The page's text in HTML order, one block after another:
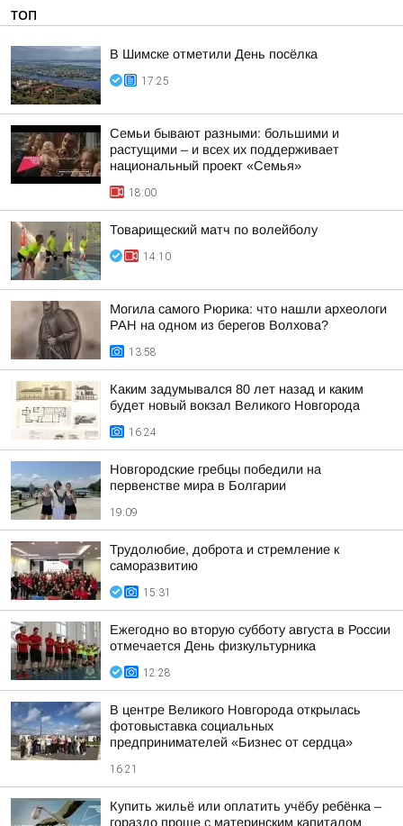
ТОП
В Шимске отметили День посёлка
17:25
Семьи бывают разными: большими и
растущими – и всех их поддерживает
национальный проект «Семья»
18:00
Товарищеский матч по волейболу
14:10
Могила самого Рюрика: что нашли археологи
РАН на одном из берегов Волхова?
13:58
Каким задумывался 80 лет назад и каким
будет новый вокзал Великого Новгорода
16:24
Новгородские гребцы победили на
первенстве мира в Болгарии
19:09
Трудолюбие, доброта и стремление к
саморазвитию
15:31
Ежегодно во вторую субботу августа в России
отмечается День физкультурника
12:28
В центре Великого Новгорода открылась
фотовыставка социальных
предпринимателей «Бизнес от сердца»
16:21
Купить жильё или оплатить учёбу ребёнка –
гораздо проще с материнским капиталом